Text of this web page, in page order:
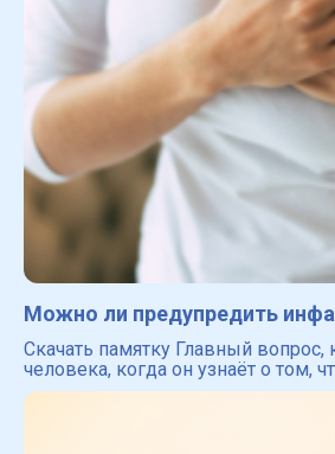
Можно ли предупредить
Скачать памятку Главный вопрос,
человека, когда он узнаёт о том,
миокарда ― можно ли избежать
сделать? Забегая вперёд мы